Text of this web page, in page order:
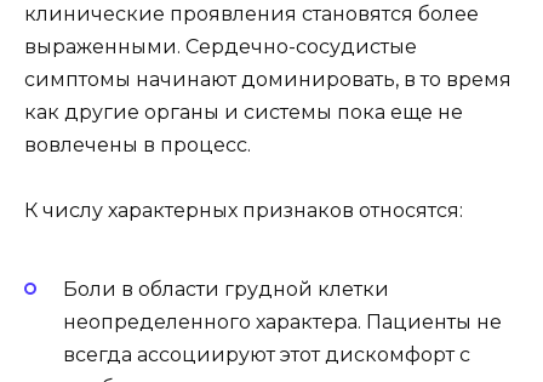
клинические проявления становятся более
выраженными. Сердечно-сосудистые
симптомы начинают доминировать, в то время
как другие органы и системы пока еще не
вовлечены в процесс.
К числу характерных признаков относятся:
Боли в области грудной клетки
неопределенного характера. Пациенты не
всегда ассоциируют этот дискомфорт с